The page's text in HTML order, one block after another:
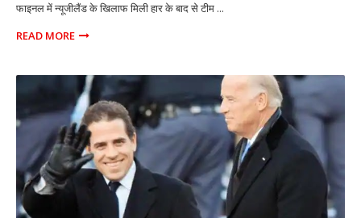
फाइनल में न्यूजीलैंड के खिलाफ मिली हार के बाद से टीम ...
READ MORE